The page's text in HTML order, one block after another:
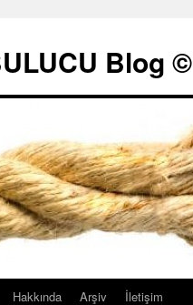
Blog ©
Hakkında Arşiv İletişim